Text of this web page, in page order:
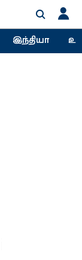
இந்தியா